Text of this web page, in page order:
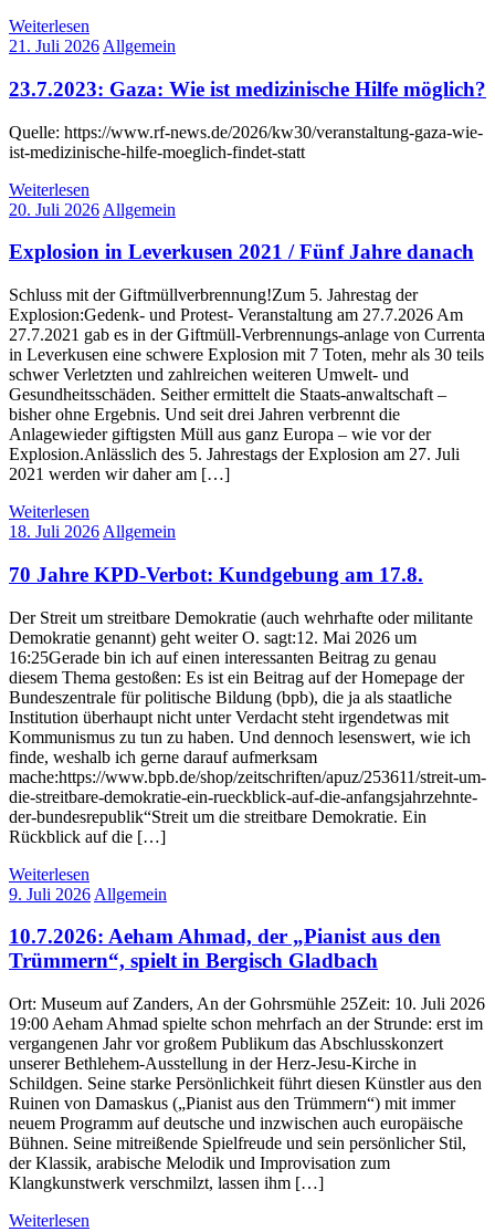
Weiterlesen
21. Juli 2026 Allgemein
23.7.2023: Gaza: Wie ist medizinische Hilfe möglich?
Quelle: https://www.rf-news.de/2026/kw30/veranstaltung-gaza-wie-
ist-medizinische-hilfe-moeglich-findet-statt
Weiterlesen
20. Juli 2026 Allgemein
Explosion in Leverkusen 2021 / Fünf Jahre danach
Schluss mit der Giftmüllverbrennung!Zum 5. Jahrestag der
Explosion:Gedenk- und Protest- Veranstaltung am 27.7.2026 Am
27.7.2021 gab es in der Giftmüll-Verbrennungs-anlage von Currenta
in Leverkusen eine schwere Explosion mit 7 Toten, mehr als 30 teils
schwer Verletzten und zahlreichen weiteren Umwelt- und
Gesundheitsschäden. Seither ermittelt die Staats-anwaltschaft –
bisher ohne Ergebnis. Und seit drei Jahren verbrennt die
Anlagewieder giftigsten Müll aus ganz Europa – wie vor der
Explosion.Anlässlich des 5. Jahrestags der Explosion am 27. Juli
2021 werden wir daher am […]
Weiterlesen
18. Juli 2026 Allgemein
70 Jahre KPD‑Verbot: Kundgebung am 17.8.
Der Streit um streitbare Demokratie (auch wehrhafte oder militante
Demokratie genannt) geht weiter O. sagt:12. Mai 2026 um
16:25Gerade bin ich auf einen interessanten Beitrag zu genau
diesem Thema gestoßen: Es ist ein Beitrag auf der Homepage der
Bundeszentrale für politische Bildung (bpb), die ja als staatliche
Institution überhaupt nicht unter Verdacht steht irgendetwas mit
Kommunismus zu tun zu haben. Und dennoch lesenswert, wie ich
finde, weshalb ich gerne darauf aufmerksam
mache:https://www.bpb.de/shop/zeitschriften/apuz/253611/streit-um-
die-streitbare-demokratie-ein-rueckblick-auf-die-anfangsjahrzehnte-
der-bundesrepublik“Streit um die streitbare Demokratie. Ein
Rückblick auf die […]
Weiterlesen
9. Juli 2026 Allgemein
10.7.2026: Aeham Ahmad, der „Pianist aus den
Trümmern“, spielt in Bergisch Gladbach
Ort: Museum auf Zanders, An der Gohrsmühle 25Zeit: 10. Juli 2026
19:00 Aeham Ahmad spielte schon mehrfach an der Strunde: erst im
vergangenen Jahr vor großem Publikum das Abschlusskonzert
unserer Bethlehem-Ausstellung in der Herz-Jesu-Kirche in
Schildgen. Seine starke Persönlichkeit führt diesen Künstler aus den
Ruinen von Damaskus („Pianist aus den Trümmern“) mit immer
neuem Programm auf deutsche und inzwischen auch europäische
Bühnen. Seine mitreißende Spielfreude und sein persönlicher Stil,
der Klassik, arabische Melodik und Improvisation zum
Klangkunstwerk verschmilzt, lassen ihm […]
Weiterlesen